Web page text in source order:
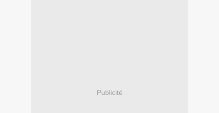
Publicité